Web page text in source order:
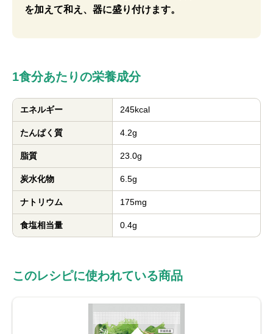
を加えて和え、器に盛り付けます。
1食分あたりの栄養成分
エネルギー 245kcal
たんぱく質 4.2g
脂質 23.0g
炭水化物 6.5g
ナトリウム 175mg
食塩相当量 0.4g
このレシピに使われている商品